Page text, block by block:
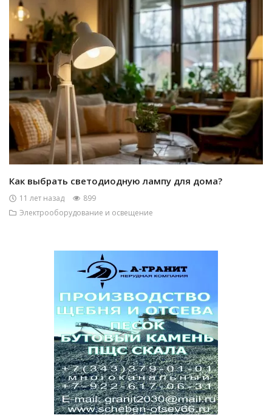
Как выбрать светодиодную лампу для дома?
11 лет назад
899
Электрооборудование и освещение